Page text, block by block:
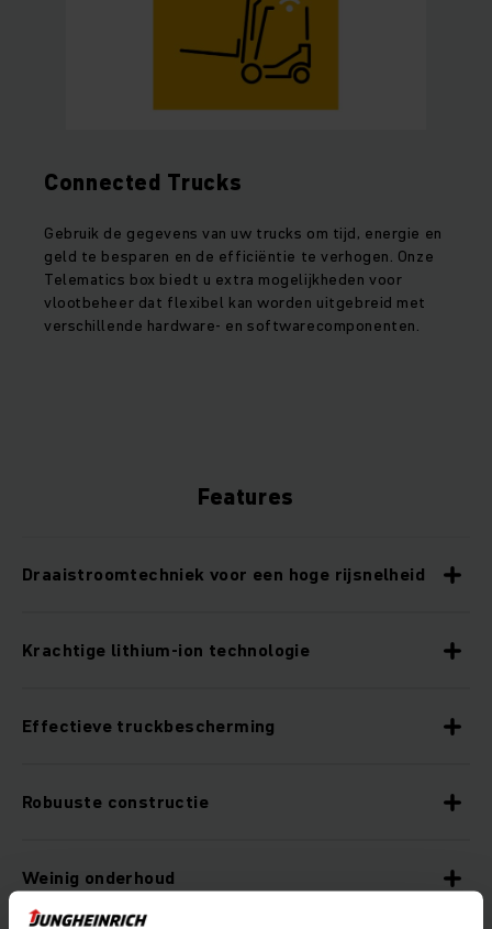
Connected Trucks
Gebruik de gegevens van uw trucks om tijd, energie en
geld te besparen en de efficiëntie te verhogen. Onze
Telematics box biedt u extra mogelijkheden voor
vlootbeheer dat flexibel kan worden uitgebreid met
verschillende hardware- en softwarecomponenten.
Features
Draaistroomtechniek voor een hoge rijsnelheid
Krachtige lithium-ion technologie
Effectieve truckbescherming
Robuuste constructie
Weinig onderhoud